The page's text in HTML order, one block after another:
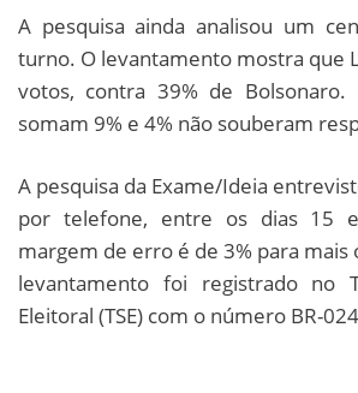
A pesquisa ainda analisou um
turno. O levantamento mostra que
votos, contra 39% de Bolsonaro.
somam 9% e 4% não souberam
A pesquisa da Exame/Ideia
por telefone, entre os dias 15
margem de erro é de 3% para mais
levantamento foi registrado no
Eleitoral (TSE) com o número BR-